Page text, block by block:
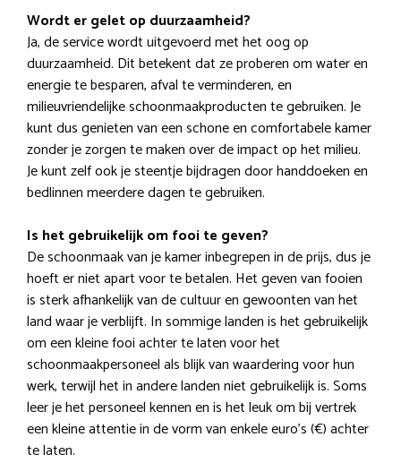
Wordt er gelet op duurzaamheid?
Ja, de service wordt uitgevoerd met het oog op
duurzaamheid. Dit betekent dat ze proberen om water en
energie te besparen, afval te verminderen, en
milieuvriendelijke schoonmaakproducten te gebruiken. Je
kunt dus genieten van een schone en comfortabele kamer
zonder je zorgen te maken over de impact op het milieu.
Je kunt zelf ook je steentje bijdragen door handdoeken en
bedlinnen meerdere dagen te gebruiken.
Is het gebruikelijk om fooi te geven?
De schoonmaak van je kamer inbegrepen in de prijs, dus je
hoeft er niet apart voor te betalen. Het geven van fooien
is sterk afhankelijk van de cultuur en gewoonten van het
land waar je verblijft. In sommige landen is het gebruikelijk
om een kleine fooi achter te laten voor het
schoonmaakpersoneel als blijk van waardering voor hun
werk, terwijl het in andere landen niet gebruikelijk is. Soms
leer je het personeel kennen en is het leuk om bij vertrek
een kleine attentie in de vorm van enkele euro’s (€) achter
te laten.